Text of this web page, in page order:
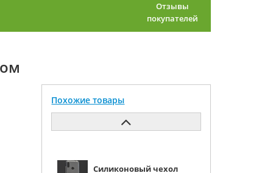
Отзывы
покупателей
Похожие товары
Силиконовый чехол